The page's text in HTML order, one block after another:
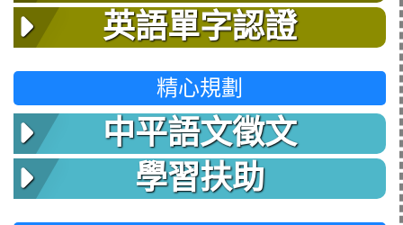
英語單字認證
精心規劃
中平語文徵文
學習扶助